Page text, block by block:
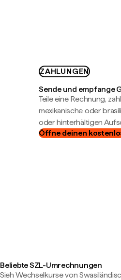
ZAHLUNGEN
Sende und empfange
Teile eine Rechnung,
mexikanische oder
oder hinterhältigen
Öffne deinen
Beliebte SZL-Umrechnungen
Sieh Wechselkurse von